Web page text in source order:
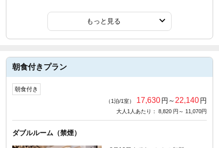
もっと見る
朝食付きプラン
朝食付き
（1泊/1室） 17,630円～ 22,140円
大人1人あたり： 8,820 円～ 11,070円
ダブルルーム（禁煙）